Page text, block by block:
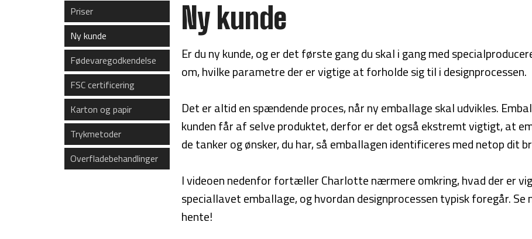
Priser
Ny kunde
Fødevaregodkendelse
FSC certificering
Karton og papir
Trykmetoder
Overfladebehandlinger
Ny kunde
Er du ny kunde, og er det første gang du skal i gang med
om, hvilke parametre der er vigtige at forholde sig til i designprocessen.
Det er altid en spændende proces, når ny emballage skal udvikles.
kunden får af selve produktet, derfor er det også ekstremt vigtigt, at
de tanker og ønsker, du har, så emballagen identificeres med netop dit
I videoen nedenfor fortæller Charlotte nærmere omkring, hvad der er
speciallavet emballage, og hvordan designprocessen typisk foregår.
hente!